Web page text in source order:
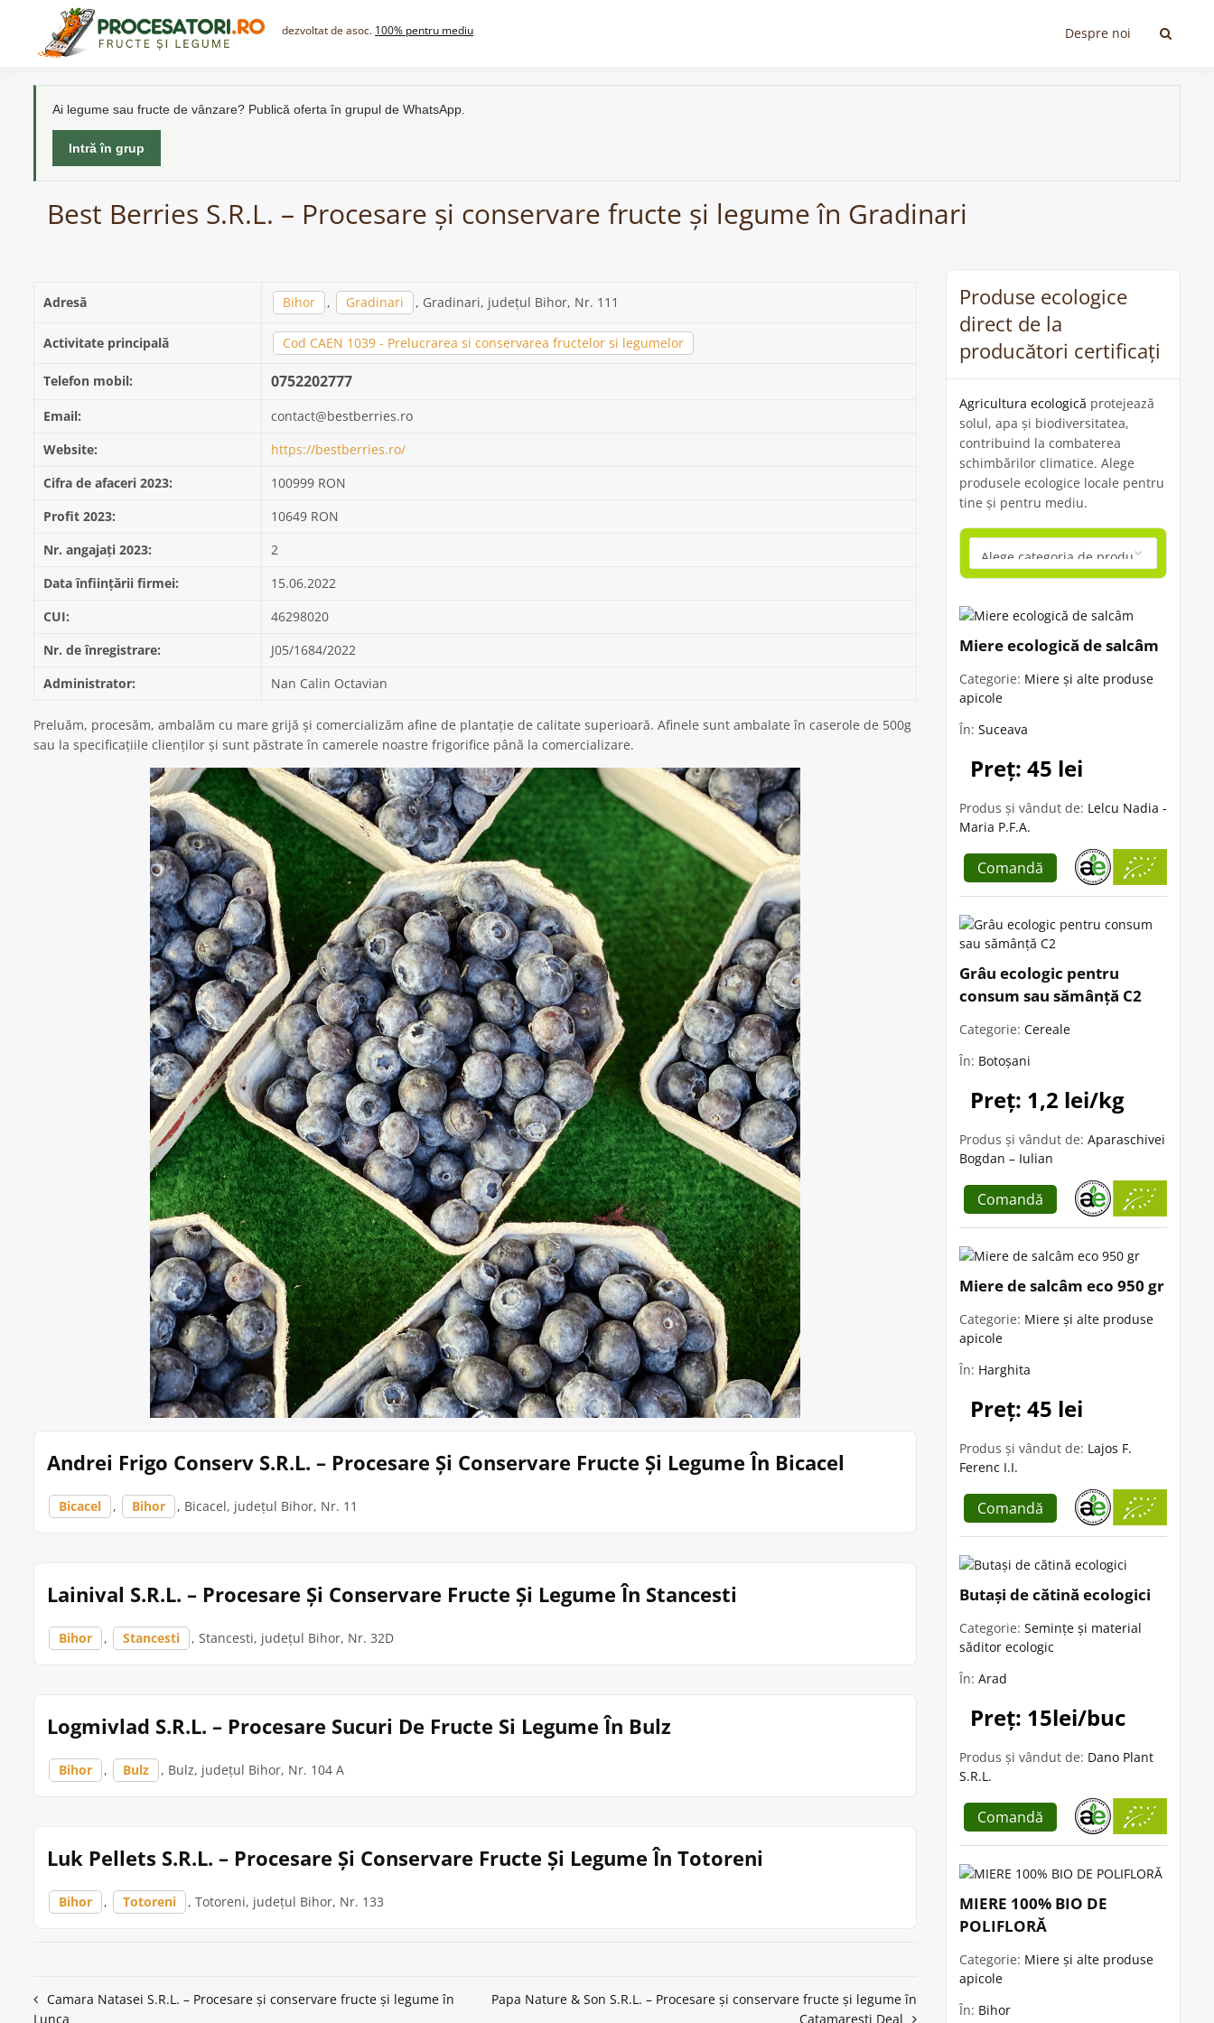
content
dezvoltat de asoc. 100% pentru mediu Despre noi
Ai legume sau fructe de vânzare? Publică oferta în grupul de WhatsApp.
Intră în grup
Best Berries S.R.L. – Procesare și conservare fructe și legume în Gradinari
Adresă Bihor , Gradinari , Gradinari, județul Bihor, Nr. 111
Activitate principală Cod CAEN 1039 - Prelucrarea si conservarea fructelor si legumelor
Telefon mobil: 0752202777
Email:
contact@bestberries.ro
Website:
https://bestberries.ro/
Cifra de afaceri 2023:
100999 RON
Profit 2023:
10649 RON
Nr. angajați 2023:
2
Data înființării firmei:
15.06.2022
CUI:
46298020
Nr. de înregistrare:
J05/1684/2022
Administrator:
Nan Calin Octavian
Preluăm, procesăm, ambalăm cu mare grijă și comercializăm afine de plantație de calitate superioară. Afinele sunt ambalate în caserole de 500g
sau la specificațiile clienților și sunt păstrate în camerele noastre frigorifice până la comercializare.
Andrei Frigo Conserv S.R.L. – Procesare Și Conservare Fructe Și Legume În Bicacel
Bicacel , Bihor , Bicacel, județul Bihor, Nr. 11
Lainival S.R.L. – Procesare Și Conservare Fructe Și Legume În Stancesti
Bihor , Stancesti , Stancesti, județul Bihor, Nr. 32D
Logmivlad S.R.L. – Procesare Sucuri De Fructe Si Legume În Bulz
Bihor , Bulz , Bulz, județul Bihor, Nr. 104 A
Luk Pellets S.R.L. – Procesare Și Conservare Fructe Și Legume În Totoreni
Bihor , Totoreni , Totoreni, județul Bihor, Nr. 133
Navigare
Camara Natasei S.R.L. – Procesare și conservare fructe și legume în
Lunca
Papa Nature & Son S.R.L. – Procesare și conservare fructe și legume în
Catamaresti Deal
Produse ecologice
direct de la
producători certificați
Agricultura ecologică protejează
solul, apa și biodiversitatea,
contribuind la combaterea
schimbărilor climatice. Alege
produsele ecologice locale pentru
tine și pentru mediu.
Miere ecologică de salcâm
Categorie: Miere și alte produse
apicole
În: Suceava
Preț: 45 lei
Produs și vândut de: Lelcu Nadia -
Maria P.F.A.
Comandă
Grâu ecologic pentru
consum sau sămânță C2
Categorie: Cereale
În: Botoșani
Preț: 1,2 lei/kg
Produs și vândut de: Aparaschivei
Bogdan – Iulian
Comandă
Miere de salcâm eco 950 gr
Categorie: Miere și alte produse
apicole
În: Harghita
Preț: 45 lei
Produs și vândut de: Lajos F.
Ferenc I.I.
Comandă
Butași de cătină ecologici
Categorie: Semințe și material
săditor ecologic
În: Arad
Preț: 15lei/buc
Produs și vândut de: Dano Plant
S.R.L.
Comandă
MIERE 100% BIO DE
POLIFLORĂ
Categorie: Miere și alte produse
apicole
În: Bihor